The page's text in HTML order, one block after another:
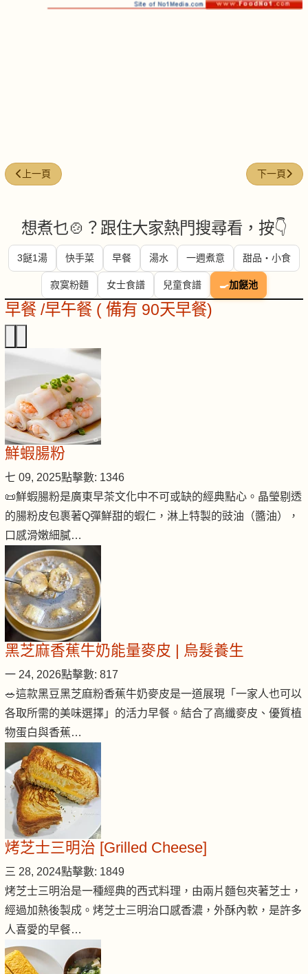
上一篇文章: 黃金蒜上湯菠菜
上一頁 下一篇文章
下一頁
想煮乜🍲？跟住大家熱門搜尋看，按👇
3餸1湯 快手菜 早餐 湯水 一週煮意 甜品・小食
寂寞粉麵 女士食譜 兒童食譜 🍳加餸池
早餐 /早午餐 ( 備有 90天早餐)
鮮蝦腸粉
七 09, 2025點擊數: 1346
📜鮮蝦腸粉是廣東早茶文化中不可或缺的經典點心。晶瑩剔透
的腸粉皮包裹著Q彈鮮甜的蝦仁，淋上特製的豉油（醬油），
口感滑嫩細膩…
黑芝麻香蕉牛奶能量麥皮 | 烏髮養生
一 24, 2026點擊數: 817
🥗這款黑豆黑芝麻粉香蕉牛奶麥皮是一道展現「一家人也可以
各取所需的美味選擇」的活力早餐。結合了高纖麥皮、優質植
物蛋白與香蕉…
烤芝士三明治 [Grilled Cheese]
三 28, 2024點擊數: 1849
烤芝士三明治是一種經典的西式料理，由兩片麵包夾著芝士，
經過加熱後製成。烤芝士三明治口感香濃，外酥內軟，是許多
人喜愛的早餐…